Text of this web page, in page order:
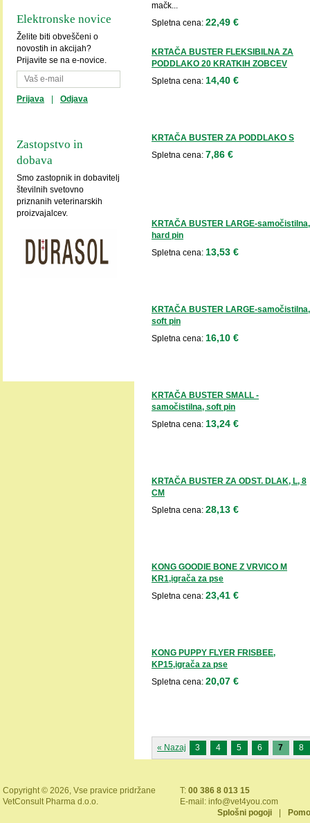
Elektronske novice
Želite biti obveščeni o
novostih in akcijah?
Prijavite se na e-novice.
Prijava Odjava
Zastopstvo in
dobava
Smo zastopnik in dobavitelj
številnih svetovno
priznanih veterinarskih
proizvajalcev.
mačk...
Spletna cena: 22,49 €
KRTAČA BUSTER FLEKSIBILNA ZA
PODDLAKO 20 KRATKIH ZOBCEV
Spletna cena: 14,40 €
KRTAČA BUSTER ZA PODDLAKO S
Spletna cena: 7,86 €
KRTAČA BUSTER LARGE-samočistilna,
hard pin
Spletna cena: 13,53 €
KRTAČA BUSTER LARGE-samočistilna,
soft pin
Spletna cena: 16,10 €
KRTAČA BUSTER SMALL -
samočistilna, soft pin
Spletna cena: 13,24 €
KRTAČA BUSTER ZA ODST. DLAK, L, 8
CM
Spletna cena: 28,13 €
KONG GOODIE BONE Z VRVICO M
KR1,igrača za pse
Spletna cena: 23,41 €
KONG PUPPY FLYER FRISBEE,
KP15,igrača za pse
Spletna cena: 20,07 €
« Nazaj 3 4 5 6 7 8
Copyright © 2026, Vse pravice pridržane
VetConsult Pharma d.o.o.
T: 00 386 8 013 15
E-mail: info@vet4you.com
Splošni pogoji